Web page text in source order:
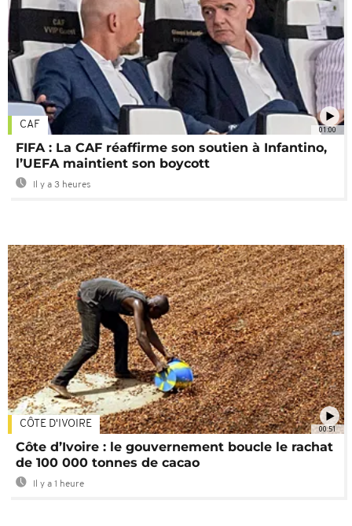
01:00
CAF
FIFA : La CAF réaffirme son soutien à Infantino,
l’UEFA maintient son boycott
Il y a 3 heures
00:51
CÔTE D'IVOIRE
Côte d’Ivoire : le gouvernement boucle le rachat
de 100 000 tonnes de cacao
Il y a 1 heure